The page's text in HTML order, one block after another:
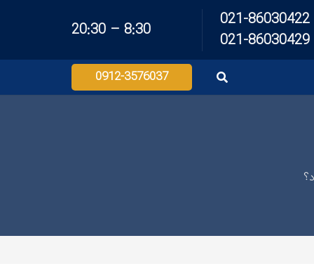
021-86030422
021-86030429
8:30 – 20:30
0912-3576037